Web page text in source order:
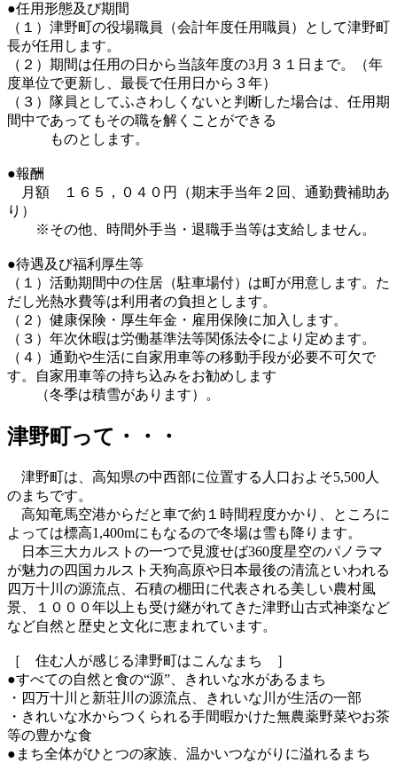
●任用形態及び期間
（１）津野町の役場職員（会計年度任用職員）として津野町
長が任用します。
（２）期間は任用の日から当該年度の3月３１日まで。（年
度単位で更新し、最長で任用日から３年）
（３）隊員としてふさわしくないと判断した場合は、任用期
間中であってもその職を解くことができる
ものとします。
●報酬
月額 １６５，０４０円（期末手当年２回、通勤費補助あ
り）
※その他、時間外手当・退職手当等は支給しません。
●待遇及び福利厚生等
（１）活動期間中の住居（駐車場付）は町が用意します。た
だし光熱水費等は利用者の負担とします。
（２）健康保険・厚生年金・雇用保険に加入します。
（３）年次休暇は労働基準法等関係法令により定めます。
（４）通勤や生活に自家用車等の移動手段が必要不可欠で
す。自家用車等の持ち込みをお勧めします
（冬季は積雪があります）。
津野町って・・・
津野町は、高知県の中西部に位置する人口およそ5,500人
のまちです。
高知竜馬空港からだと車で約１時間程度かかり、ところに
よっては標高1,400mにもなるので冬場は雪も降ります。
日本三大カルストの一つで見渡せば360度星空のパノラマ
が魅力の四国カルスト天狗高原や日本最後の清流といわれる
四万十川の源流点、石積の棚田に代表される美しい農村風
景、１０００年以上も受け継がれてきた津野山古式神楽など
など自然と歴史と文化に恵まれています。
［ 住む人が感じる津野町はこんなまち ］
●すべての自然と食の“源”、きれいな水があるまち
・四万十川と新荘川の源流点、きれいな川が生活の一部
・きれいな水からつくられる手間暇かけた無農薬野菜やお茶
等の豊かな食
●まち全体がひとつの家族、温かいつながりに溢れるまち